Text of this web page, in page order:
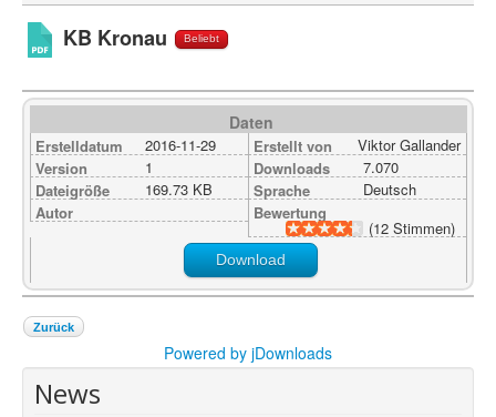
Shop
Über uns
KB Kronau Beliebt
Daten
Erstelldatum
2016-11-29
Version
1
Dateigröße
169.73 KB
Autor
Erstellt von
Viktor Gallander
Downloads
7.070
Sprache
Deutsch
Bewertung
(12 Stimmen)
Download
Zurück
Powered by jDownloads
News